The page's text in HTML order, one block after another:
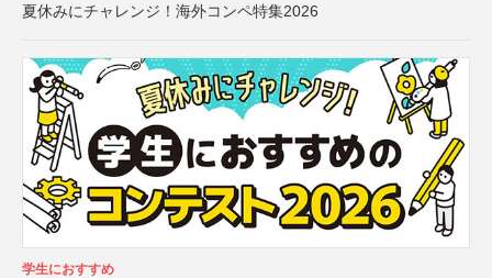
夏休みにチャレンジ！海外コンペ特集2026
学生におすすめ